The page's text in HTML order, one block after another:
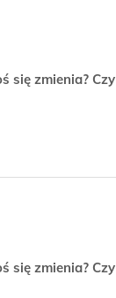
się zmienia? Czy
się zmienia? Czy